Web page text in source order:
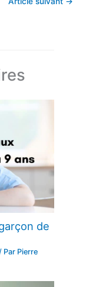
de
/ Par Pierre